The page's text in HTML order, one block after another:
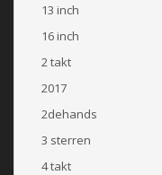
13 inch
16 inch
2 takt
2017
2dehands
3 sterren
4 takt